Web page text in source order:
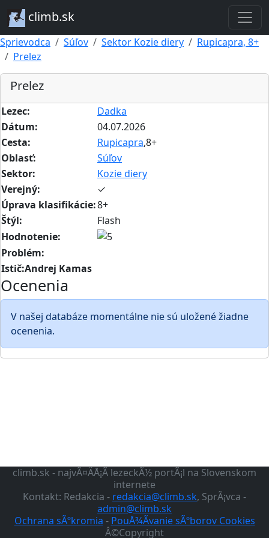
climb.sk
Sprievodca Súľov Sektor Kozie diery
Rupicapra, 8+
Prelez
Prelez
Lezec:
Dadka
Dátum:
04.07.2026
Cesta:
Rupicapra,8+
Oblasť:
Súľov
Sektor:
Kozie diery
Verejný:
✓
Úprava klasifikácie:8+
Štýl:
Flash
Hodnotenie:
Problém:
Istič:Andrej Kamas
Ocenenia
V našej databáze momentálne nie sú uložené žiadne
ocenenia.
climb.sk - najvÃ¤ÄÅ¡Ã­ lezeckÃ½ portÃ¡l na Slovenskom
internete
Kontakt: Redakcia - redakcia@climb.sk, SprÃ¡vca -
admin@climb.sk
Ochrana sÃºkromia - PouÅ¾Ã­vanie sÃºborov Cookies
Â©Copyright